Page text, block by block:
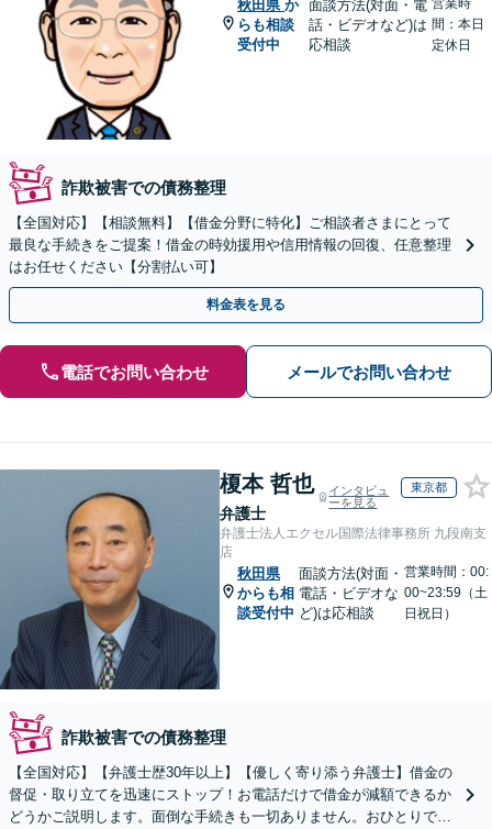
秋田県 か
らも相談
受付中
面談方法(対面・電
話・ビデオなど)は
応相談
営業時
間：本日
定休日
詐欺被害での債務整理
【全国対応】【相談無料】【借金分野に特化】ご相談者さまにとって
最良な手続きをご提案！借金の時効援用や信用情報の回復、任意整理
はお任せください【分割払い可】
料金表を見る
電話でお問い合わせ メールでお問い合わせ
榎本 哲也
弁護士
インタビュ
ーを見る
東京都
弁護士法人エクセル国際法律事務所 九段南支
店
秋田県
からも相
談受付中
面談方法(対面・
電話・ビデオな
ど)は応相談
営業時間：00:
00~23:59（土
日祝日）
詐欺被害での債務整理
【全国対応】【弁護士歴30年以上】【優しく寄り添う弁護士】借金の
督促・取り立てを迅速にストップ！お電話だけで借金が減額できるか
どうかご説明します。面倒な手続きも一切ありません。おひとりで悩